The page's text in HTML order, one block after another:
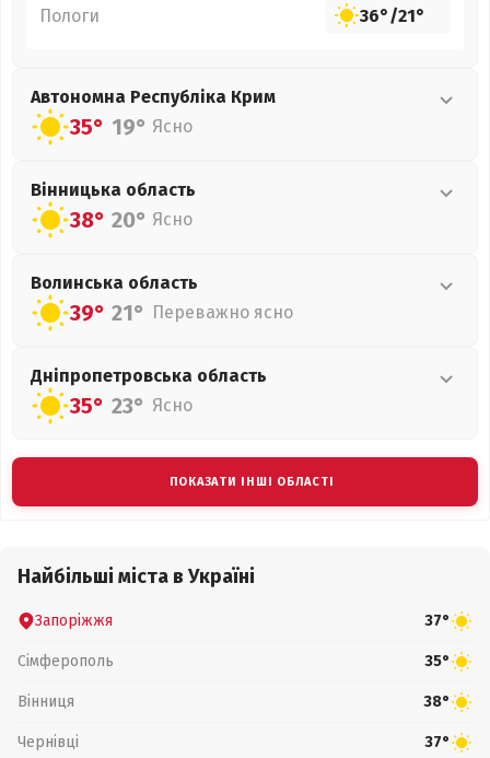
Пологи 36°/21°
Автономна Республіка Крим
35° 19° Ясно
Вінницька область
38° 20° Ясно
Волинська область
39° 21° Переважно ясно
Дніпропетровська область
35° 23° Ясно
ПОКАЗАТИ ІНШІ ОБЛАСТІ
Найбільші міста в Україні
Запоріжжя 37°
Сімферополь 35°
Вінниця 38°
Чернівці 37°